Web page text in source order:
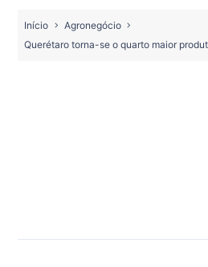
Início
Agronegócio
Querétaro torna-se o quarto maior